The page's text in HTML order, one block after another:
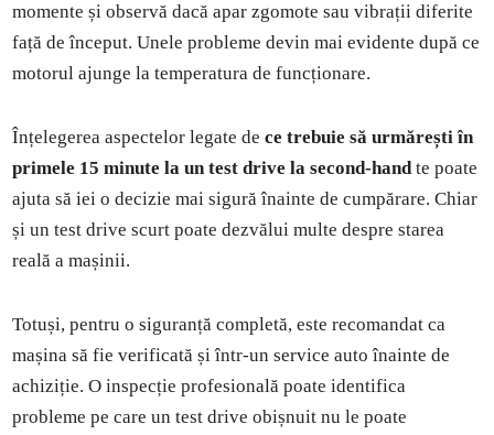
momente și observă dacă apar zgomote sau vibrații diferite
față de început. Unele probleme devin mai evidente după ce
motorul ajunge la temperatura de funcționare.
Înțelegerea aspectelor legate dece trebuie să urmărești în
primele 15 minute la un test drive la second-hand te poate
ajuta să iei o decizie mai sigură înainte de cumpărare. Chiar
și un test drive scurt poate dezvălui multe despre starea
reală a mașinii.
Totuși, pentru o siguranță completă, este recomandat ca
mașina să fie verificată și într-un service auto înainte de
achiziție. O inspecție profesională poate identifica
probleme pe care un test drive obișnuit nu le poate